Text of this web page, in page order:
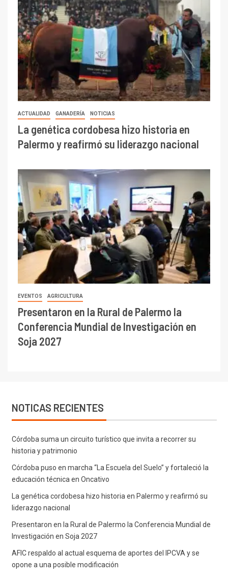
ACTUALIDAD GANADERÍA NOTICIAS
La genética cordobesa hizo historia en
Palermo y reafirmó su liderazgo nacional
EVENTOS AGRICULTURA
Presentaron en la Rural de Palermo la
Conferencia Mundial de Investigación en
Soja 2027
NOTICAS RECIENTES
Córdoba suma un circuito turístico que invita a recorrer su
historia y patrimonio
Córdoba puso en marcha “La Escuela del Suelo” y fortaleció la
educación técnica en Oncativo
La genética cordobesa hizo historia en Palermo y reafirmó su
liderazgo nacional
Presentaron en la Rural de Palermo la Conferencia Mundial de
Investigación en Soja 2027
AFIC respaldo al actual esquema de aportes del IPCVA y se
opone a una posible modificación